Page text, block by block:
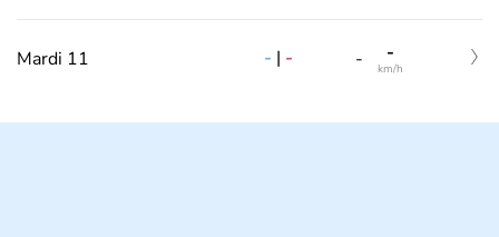
Mardi 11 - | - - -
km/h